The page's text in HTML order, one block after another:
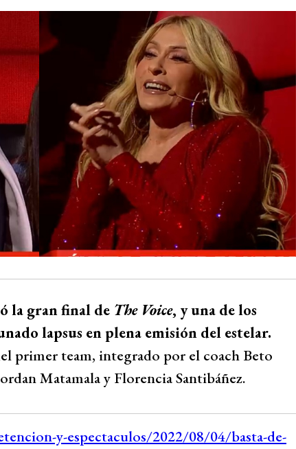
la gran final de The Voice, y una de los
lapsus en plena emisión del estelar.
primer team, integrado por el coach Beto
Matamala y Florencia Santibáñez.